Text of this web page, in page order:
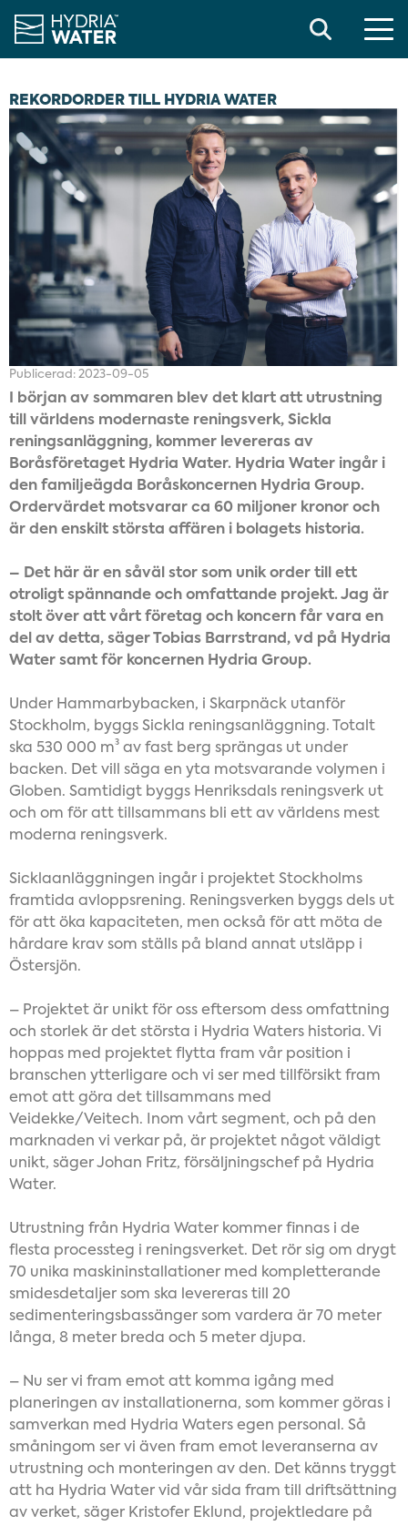
Search
REKORDORDER TILL HYDRIA WATER
Publicerad: 2023-09-05
I början av sommaren blev det klart att utrustning
till världens modernaste reningsverk, Sickla
reningsanläggning, kommer levereras av
Boråsföretaget Hydria Water. Hydria Water ingår i
den familjeägda Boråskoncernen Hydria Group.
Ordervärdet motsvarar ca 60 miljoner kronor och
är den enskilt största affären i bolagets historia.
– Det här är en såväl stor som unik order till ett
otroligt spännande och omfattande projekt. Jag är
stolt över att vårt företag och koncern får vara en
del av detta, säger Tobias Barrstrand, vd på Hydria
Water samt för koncernen Hydria Group.
Under Hammarbybacken, i Skarpnäck utanför
Stockholm, byggs Sickla reningsanläggning. Totalt
ska 530 000 m³ av fast berg sprängas ut under
backen. Det vill säga en yta motsvarande volymen i
Globen. Samtidigt byggs Henriksdals reningsverk ut
och om för att tillsammans bli ett av världens mest
moderna reningsverk.
Sicklaanläggningen ingår i projektet Stockholms
framtida avloppsrening. Reningsverken byggs dels ut
för att öka kapaciteten, men också för att möta de
hårdare krav som ställs på bland annat utsläpp i
Östersjön.
– Projektet är unikt för oss eftersom dess omfattning
och storlek är det största i Hydria Waters historia. Vi
hoppas med projektet flytta fram vår position i
branschen ytterligare och vi ser med tillförsikt fram
emot att göra det tillsammans med
Veidekke/Veitech. Inom vårt segment, och på den
marknaden vi verkar på, är projektet något väldigt
unikt, säger Johan Fritz, försäljningschef på Hydria
Water.
Utrustning från Hydria Water kommer finnas i de
flesta processteg i reningsverket. Det rör sig om drygt
70 unika maskininstallationer med kompletterande
smidesdetaljer som ska levereras till 20
sedimenteringsbassänger som vardera är 70 meter
långa, 8 meter breda och 5 meter djupa.
– Nu ser vi fram emot att komma igång med
planeringen av installationerna, som kommer göras i
samverkan med Hydria Waters egen personal. Så
småningom ser vi även fram emot leveranserna av
utrustning och monteringen av den. Det känns tryggt
att ha Hydria Water vid vår sida fram till driftsättning
av verket, säger Kristofer Eklund, projektledare på